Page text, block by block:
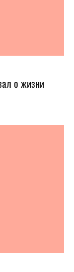
о жизни